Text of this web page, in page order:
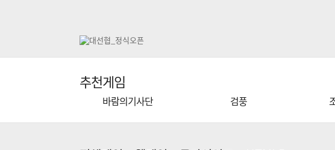
추천게임
바람의기사단 검풍